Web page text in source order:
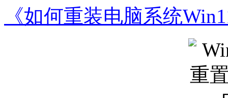
《如何重装电脑系统